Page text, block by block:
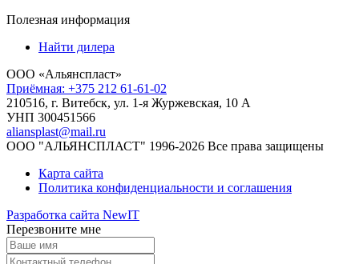
Полезная информация
Найти дилера
ООО «Альянспласт»
Приёмная: +375 212 61-61-02
210516, г. Витебск, ул. 1-я Журжевская, 10 А
УНП 300451566
aliansplast@mail.ru
ООО "АЛЬЯНСПЛАСТ" 1996-2026 Все права защищены
Карта сайта
Политика конфиденциальности и соглашения
Разработка сайта NewIT
Перезвоните мне